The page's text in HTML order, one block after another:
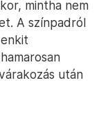
mintha nem
A színpadról
után